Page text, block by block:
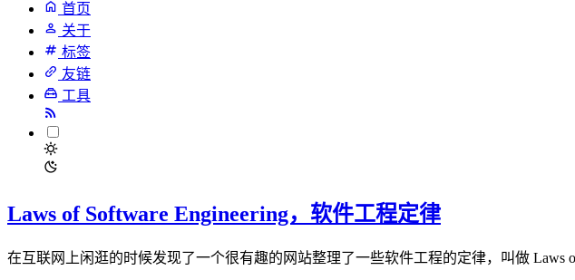
首页
关于
标签
友链
工具
Laws of Software Engineering，软件工程定律
在互联网上闲逛的时候发现了一个很有趣的网站整理了一些软件工程的定律，叫做 Laws